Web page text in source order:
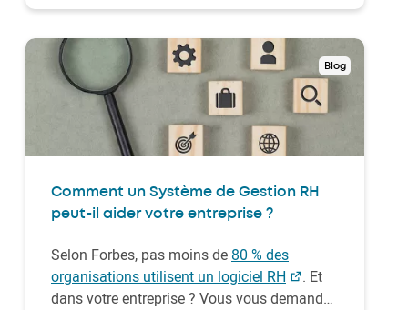
légale ou disposer d’un budget
d’investissement…
Blog
Comment un Système de Gestion RH
peut-il aider votre entreprise ?
Selon Forbes, pas moins de 80 % des
organisations utilisent un logiciel RH
. Et
dans votre entreprise ? Vous vous demandez